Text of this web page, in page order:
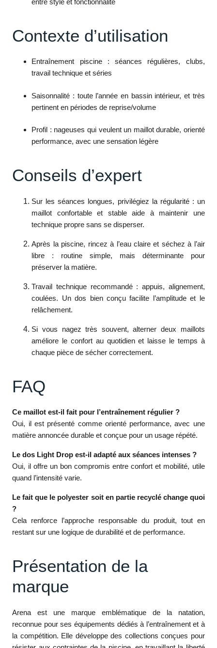
Contexte d’utilisation
Entraînement piscine : séances régulières, clubs,
travail technique et séries
Saisonnalité : toute l’année en bassin intérieur, et très
pertinent en périodes de reprise/volume
Profil : nageuses qui veulent un maillot durable, orienté
performance, avec une sensation légère
Conseils d’expert
Sur les séances longues, privilégiez la régularité : un
maillot confortable et stable aide à maintenir une
technique propre sans se disperser.
Après la piscine, rincez à l’eau claire et séchez à l’air
libre : routine simple, mais déterminante pour
préserver la matière.
Travail technique recommandé : appuis, alignement,
coulées. Un dos bien conçu facilite l’amplitude et le
relâchement.
Si vous nagez très souvent, alterner deux maillots
améliore le confort au quotidien et laisse le temps à
chaque pièce de sécher correctement.
FAQ
Ce maillot est-il fait pour l’entraînement régulier ?
Oui, il est présenté comme orienté performance, avec une
matière annoncée durable et conçue pour un usage répété.
Le dos Light Drop est-il adapté aux séances intenses ?
Oui, il offre un bon compromis entre confort et mobilité, utile
quand l’intensité varie.
Le fait que le polyester soit en partie recyclé change quoi
?
Cela renforce l’approche responsable du produit, tout en
restant sur une logique de durabilité et de performance.
Présentation de la
marque
Arena est une marque emblématique de la natation,
reconnue pour ses équipements dédiés à l’entraînement et à
la compétition. Elle développe des collections conçues pour